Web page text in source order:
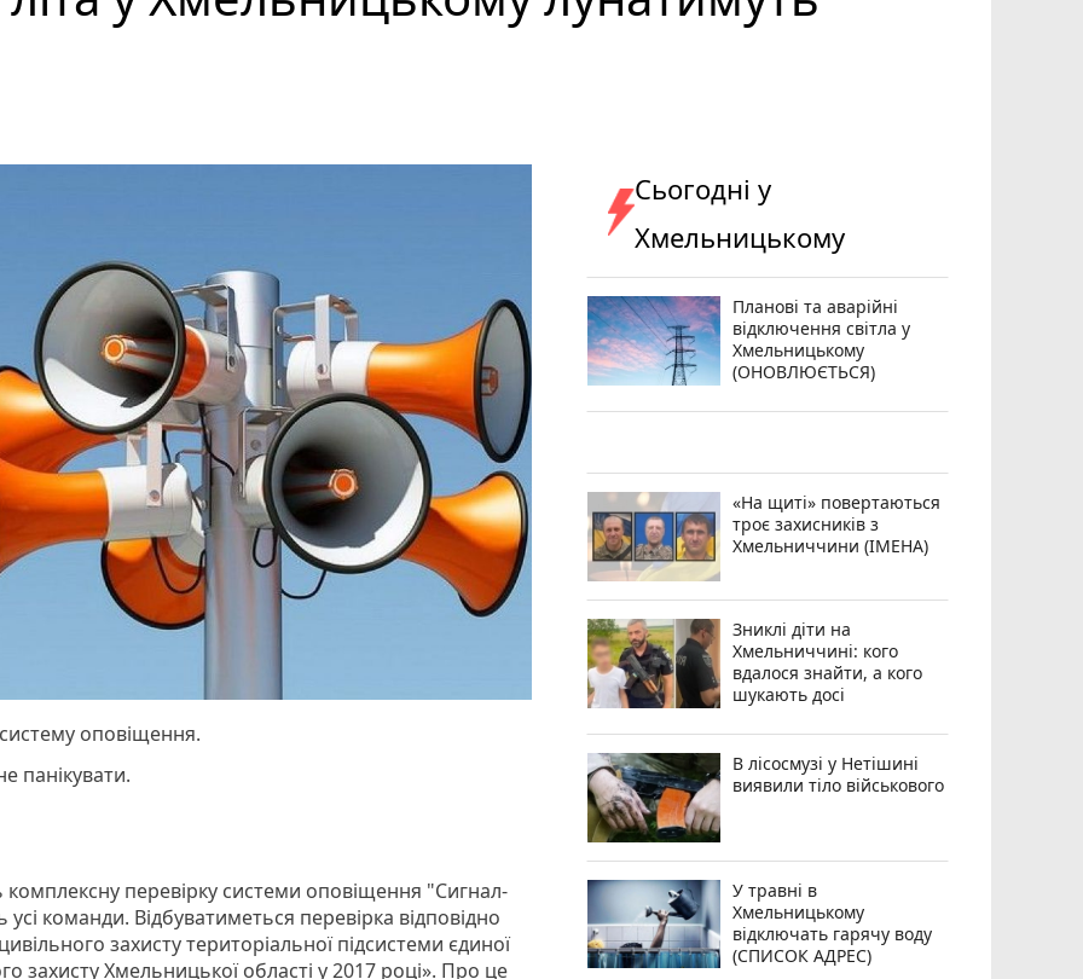
оповіщення.
панікувати.
перевірку системи оповіщення "Сигнал-
команди. Відбуватиметься перевірка відповідно
захисту територіальної підсистеми єдиної
захисту Хмельницької області у 2017 році». Про це
Сьогодні у
Хмельницькому
Планові та аварійні
відключення світла у
Хмельницькому
(ОНОВЛЮЄТЬСЯ)
«На щиті» повертаються
троє захисників з
Хмельниччини (ІМЕНА)
Зниклі діти на
Хмельниччині: кого
вдалося знайти, а кого
шукають досі
В лісосмузі у Нетішині
виявили тіло військового
У травні в
Хмельницькому
відключать гарячу воду
(СПИСОК АДРЕС)